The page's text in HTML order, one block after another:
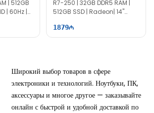
| 512GB
| 60Hz |
R7-250 | 32GB DDR5 RAM |
512GB SSD | Radeon| 14"
1879
Широкий выбор товаров в сфере
электроники и технологий. Ноутбуки, ПК,
аксессуары и многое другое — заказывайте
онлайн с быстрой и удобной доставкой по